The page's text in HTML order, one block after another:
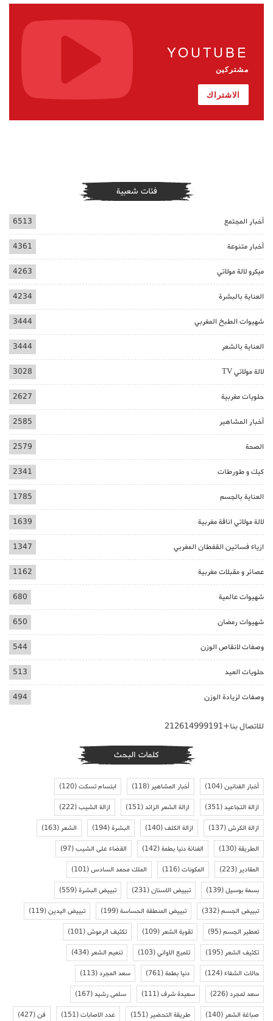
YOUTUBE
مشتركين
الاشتراك
فئات شعبية
أخبار المجتمع 6513
أخبار متنوعة 4361
ميكرو لالة مولاتي 4263
العناية بالبشرة 4234
شهيوات الطبخ المغربي 3444
العناية بالشعر 3444
لالة مولاتي TV 3028
حلويات مغربية 2627
أخبار المشاهير 2585
الصحة 2579
كيك و طورطات 2341
العناية بالجسم 1785
لالة مولاتي اناقة مغربية 1639
ازياء فساتين القفطان المغربي 1347
عصائر و مقبلات مغربية 1162
شهيوات عالمية 680
شهيوات رمضان 650
وصفات لانقاص الوزن 544
حلويات العيد 513
وصفات لزيادة الوزن 494
للاتصال بنا+212614999191
كلمات البحث
أخبار الفنانين(104) أخبار المشاهير(118) ابتسام تسكت(120)
ازالة التجاعيد(351) ازالة الشعر الزائد(151) ازالة الشيب(222)
ازالة الكرش(137) ازالة الكلف(140) البشرة(194) الشعر(163)
الطريقة(130) الفنانة دنيا بطمة(142) القضاء على الشيب(97)
المقادير(223) المكونات(116) الملك محمد السادس(101)
بسمة بوسيل(139) تبييض الاسنان(231) تبييض البشرة(559)
تبييض الجسم(332) تبييض المنطقة الحساسة(199) تبييض اليدين(119)
تعطير الجسم(95) تقوية الشعر(109) تكثيف الرموش(101)
تكثيف الشعر(195) تلميع الاواني(103) تنعيم الشعر(434)
حالات الشفاء(124) دنيا بطمة(761) سعد المجرد(113)
سعد لمجرد(226) سعيدة شرف(111) سلمى رشيد(167)
صباغة الشعر(140) طريقة التحضير(151) عدد الاصابات(151) فن(427)